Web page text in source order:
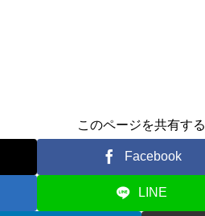
このページを共有する
Facebook
LINE